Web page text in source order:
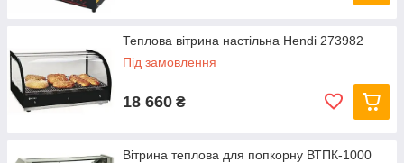
Теплова вітрина настільна Hendi 273982
Під замовлення
18 660 ₴
Вітрина теплова для попкорну ВТПК-1000